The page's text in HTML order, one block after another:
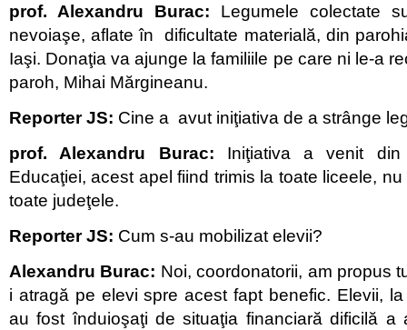
prof. Alexandru Burac:
Legumele colectate
nevoiaşe, aflate în dificultate materială, din
Iaşi. Donaţia va ajunge la familiile pe care ni le-a
paroh, Mihai Mărgineanu.
Reporter JS: Cine a avut iniţiativa de a strânge
prof. Alexandru Burac: Iniţiativa a venit din
Educaţiei, acest apel fiind trimis la toate liceele,
toate judeţele.
Reporter JS: Cum s-au mobilizat elevii?
Alexandru Burac: Noi, coordonatorii, am propus
i atragă pe elevi spre acest fapt benefic. Elevii,
au fost înduioşaţi de situaţia financiară dificilă a